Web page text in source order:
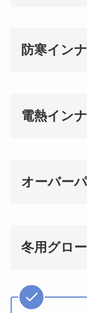
防寒イン
電熱イン
オーバー
冬用グロ